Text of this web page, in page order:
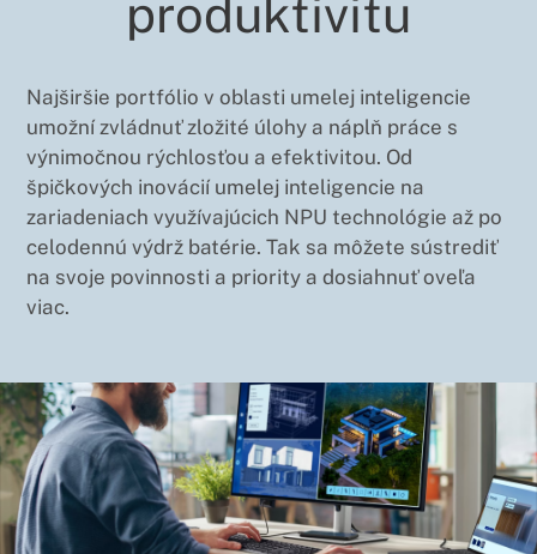
produktivitu
Najširšie portfólio v oblasti umelej inteligencie
umožní zvládnuť zložité úlohy a náplň práce s
výnimočnou rýchlosťou a efektivitou. Od
špičkových inovácií umelej inteligencie na
zariadeniach využívajúcich NPU technológie až po
celodennú výdrž batérie. Tak sa môžete sústrediť
na svoje povinnosti a priority a dosiahnuť oveľa
viac.